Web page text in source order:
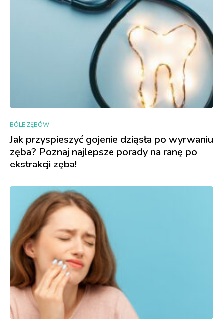
BÓLE ZĘBÓW
Jak przyspieszyć gojenie dziąsła po wyrwaniu
zęba? Poznaj najlepsze porady na ranę po
ekstrakcji zęba!